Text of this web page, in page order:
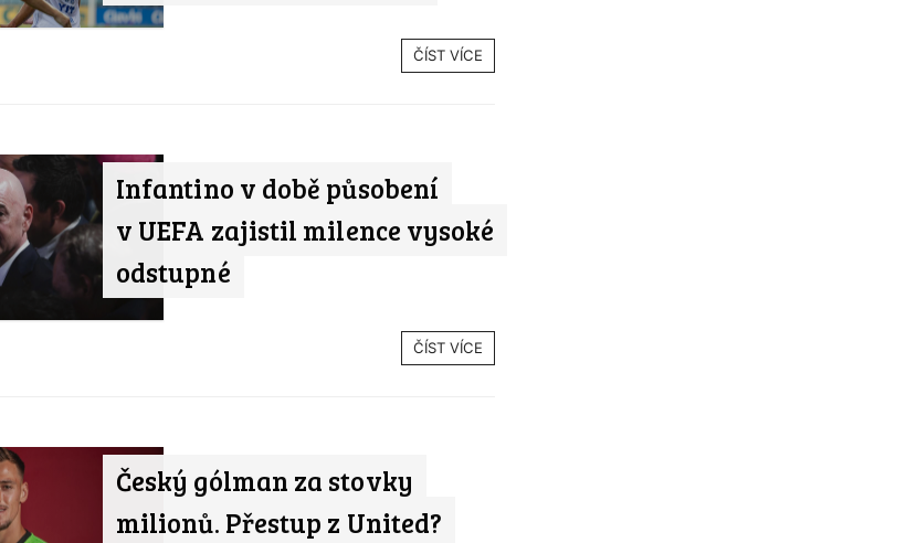
ČÍST VÍCE
Infantino v době působení
v UEFA zajistil milence vysoké
odstupné
ČÍST VÍCE
Český gólman za stovky
milionů. Přestup z United?